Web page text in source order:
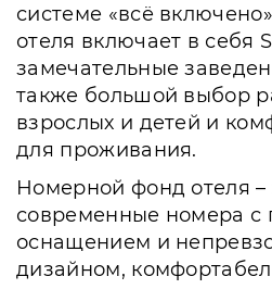
системе «всё
отеля включает в себя
замечательные
также большой выбор
взрослых и детей и
для проживания.
Номерной фонд отеля –
современные номера с
оснащением и
дизайном,